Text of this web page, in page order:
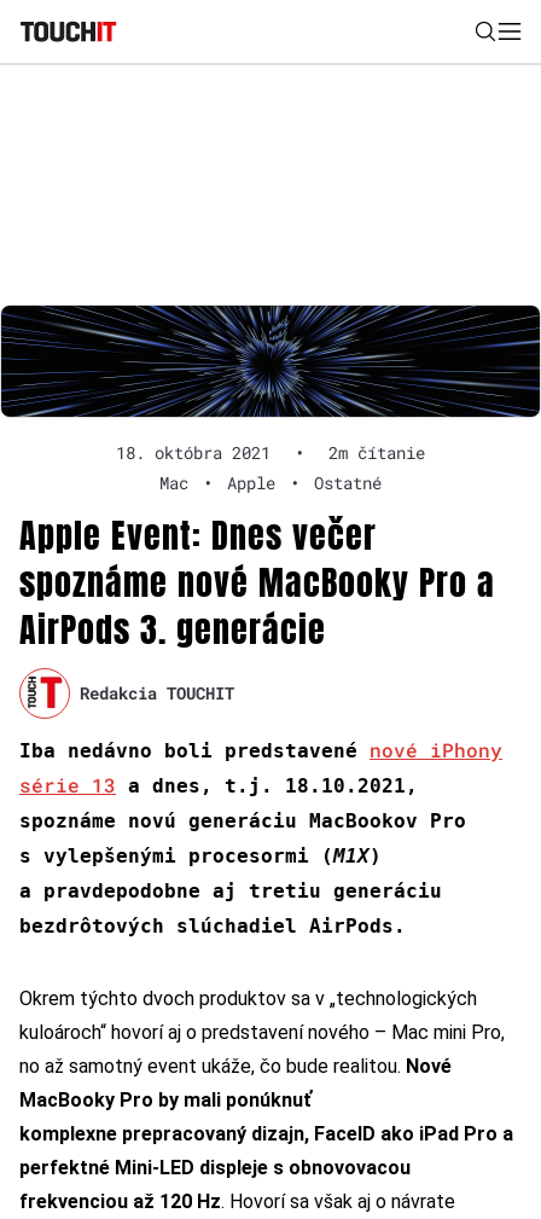
Zadajte frázu pre vyhľadanie
18. októbra 2021 •
2m čítanie
Mac
• Apple • Ostatné
Apple Event: Dnes večer
spoznáme nové MacBooky Pro a
AirPods 3. generácie
Redakcia TOUCHIT
Iba nedávno boli predstavené nové iPhony
série 13 a dnes, t.j. 18.10.2021,
spoznáme novú generáciu MacBookov Pro
s vylepšenými procesormi (M1X)
a pravdepodobne aj tretiu generáciu
bezdrôtových slúchadiel AirPods.
Okrem týchto dvoch produktov sa v „technologických
kuloároch“ hovorí aj o predstavení nového – Mac mini Pro,
no až samotný event ukáže, čo bude realitou. Nové
MacBooky Pro by mali ponúknuť
komplexne prepracovaný dizajn, FaceID ako iPad Pro a
perfektné Mini-LED displeje s obnovovacou
frekvenciou až 120 Hz. Hovorí sa však aj o návrate